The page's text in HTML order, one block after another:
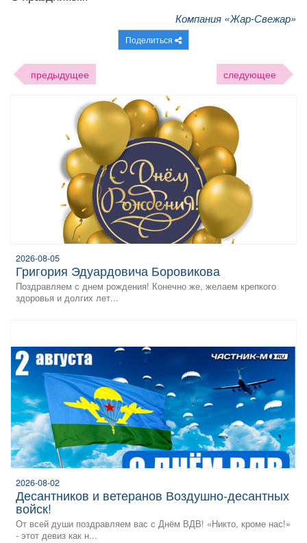
Компания «Жар-Свежар»
Поделиться
следующее
предыдущее
2026-08-05
Григория Эдуардовича Боровикова
Поздравляем с днем рождения! Конечно же, желаем крепкого
здоровья и долгих лет...
2026-08-02
десантников и ветеранов Воздушно‑десантных
войск!
От всей души поздравляем вас с Днём ВДВ! «Никто, кроме нас!»
- этот девиз как н...